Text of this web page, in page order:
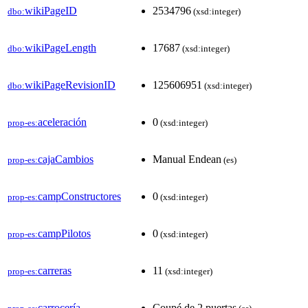
dbo:wikiPageID 2534796 (xsd:integer)
dbo:wikiPageLength 17687 (xsd:integer)
dbo:wikiPageRevisionID 125606951 (xsd:integer)
prop-es:aceleración 0 (xsd:integer)
prop-es:cajaCambios Manual Endean (es)
prop-es:campConstructores 0 (xsd:integer)
prop-es:campPilotos 0 (xsd:integer)
prop-es:carreras 11 (xsd:integer)